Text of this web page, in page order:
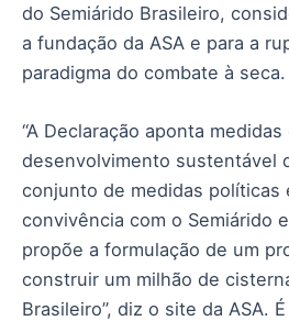
do Semiárido Brasileiro,
a fundação da ASA e para a
paradigma do combate à seca.
“A Declaração aponta
desenvolvimento sustentável
conjunto de medidas políticas
convivência com o Semiárido
propõe a formulação de um
construir um milhão de
Brasileiro”, diz o site da ASA.